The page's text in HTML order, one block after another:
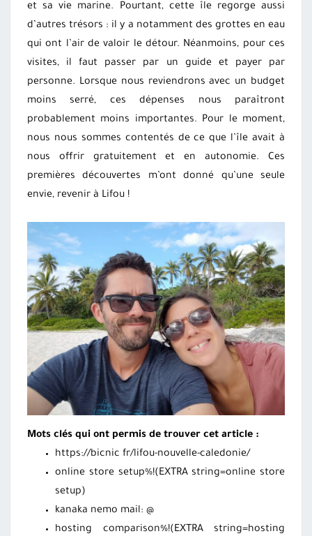
et sa vie marine. Pourtant, cette île regorge aussi
d’autres trésors : il y a notamment des grottes en eau
qui ont l’air de valoir le détour. Néanmoins, pour ces
visites, il faut passer par un guide et payer par
personne. Lorsque nous reviendrons avec un budget
moins serré, ces dépenses nous paraîtront
probablement moins importantes. Pour le moment,
nous nous sommes contentés de ce que l’île avait à
nous offrir gratuitement et en autonomie. Ces
premières découvertes m’ont donné qu’une seule
envie, revenir à Lifou !
Mots clés qui ont permis de trouver cet article :
https://bicnic fr/lifou-nouvelle-caledonie/
online store setup%!(EXTRA string=online store
setup)
kanaka nemo mail: @
hosting comparison%!(EXTRA string=hosting